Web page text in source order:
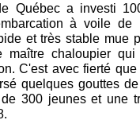
Québec a investi
à voile
et très stable mue
maître chaloupier
C'est avec fierté
quelques gouttes
300 jeunes et une